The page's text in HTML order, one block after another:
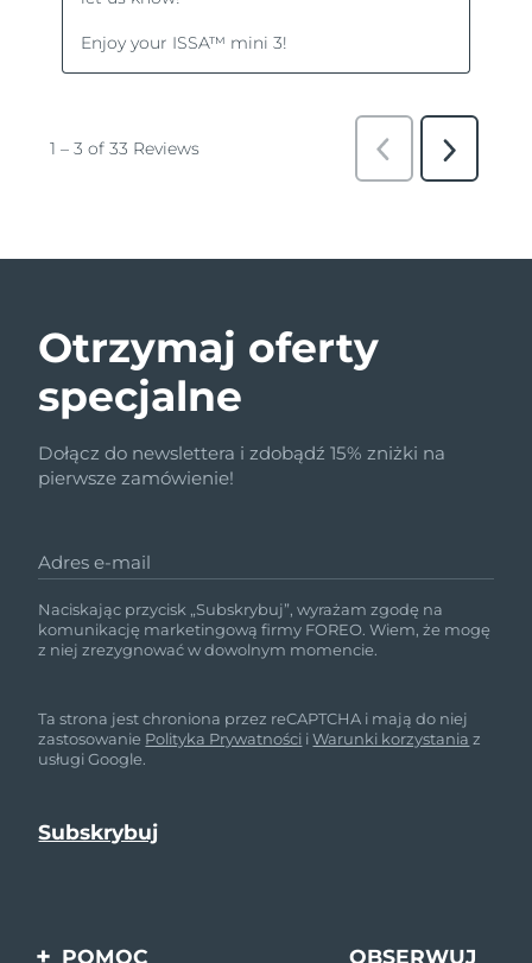
Otrzymaj oferty
specjalne
Dołącz do newslettera i zdobądź 15% zniżki na
pierwsze zamówienie!
Adres e-mail
Naciskając przycisk „Subskrybuj”, wyrażam zgodę na
komunikację marketingową firmy FOREO. Wiem, że mogę
z niej zrezygnować w dowolnym momencie.
Ta strona jest chroniona przez reCAPTCHA i mają do niej
zastosowanie Polityka Prywatności iWarunki korzystania z
usługi Google.
POMOC OBSERWUJ